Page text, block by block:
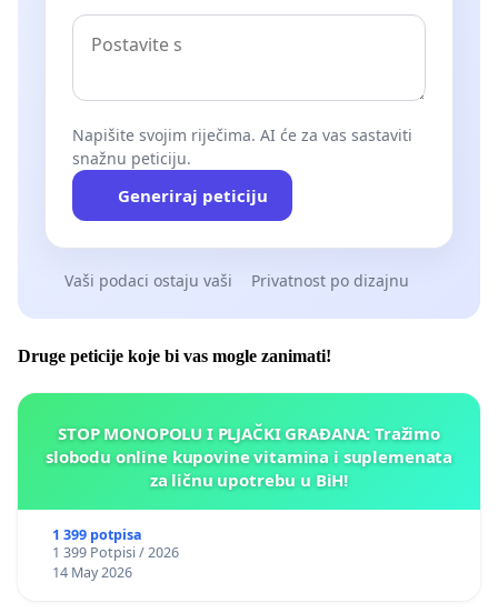
Napišite svojim riječima. AI će za vas sastaviti
snažnu peticiju.
Generiraj peticiju
Vaši podaci ostaju vaši Privatnost po dizajnu
Druge peticije koje bi vas mogle zanimati!
STOP MONOPOLU I PLJAČKI GRAĐANA: Tražimo
slobodu online kupovine vitamina i suplemenata
za ličnu upotrebu u BiH!
1 399 potpisa
1 399 Potpisi / 2026
14 May 2026